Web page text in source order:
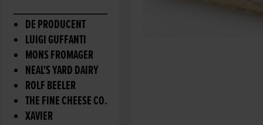
DE PRODUCENT
LUIGI GUFFANTI
MONS FROMAGER
NEAL'S YARD DAIRY
ROLF BEELER
THE FINE CHEESE CO.
XAVIER